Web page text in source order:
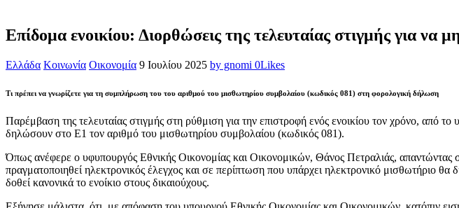
Επίδομα ενοικίου: Διορθώσεις της τελευταίας στιγμής για να
Ελλάδα Κοινωνία Οικονομία 9 Ιουλίου 2025 by gnomi 0Likes
Τι πρέπει να γνωρίζετε για τη συμπλήρωση του του αριθμού του μισθωτηρίου συμβολαίου (κωδικός 081) στη φορολογική δήλωση
Παρέμβαση της τελευταίας στιγμής στη ρύθμιση για την επιστροφή ενός ενοικίου τον χρόνο, από
δηλώσουν στο Ε1 τον αριθμό του μισθωτηρίου συμβολαίου (κωδικός 081).
Όπως ανέφερε ο υφυπουργός Εθνικής Οικονομίας και Οικονομικών, Θάνος Πετραλιάς,
πραγματοποιηθεί ηλεκτρονικός έλεγχος και σε περίπτωση που υπάρχει ηλεκτρονικό μισθωτήριο
δοθεί κανονικά το ενοίκιο στους δικαιούχους.